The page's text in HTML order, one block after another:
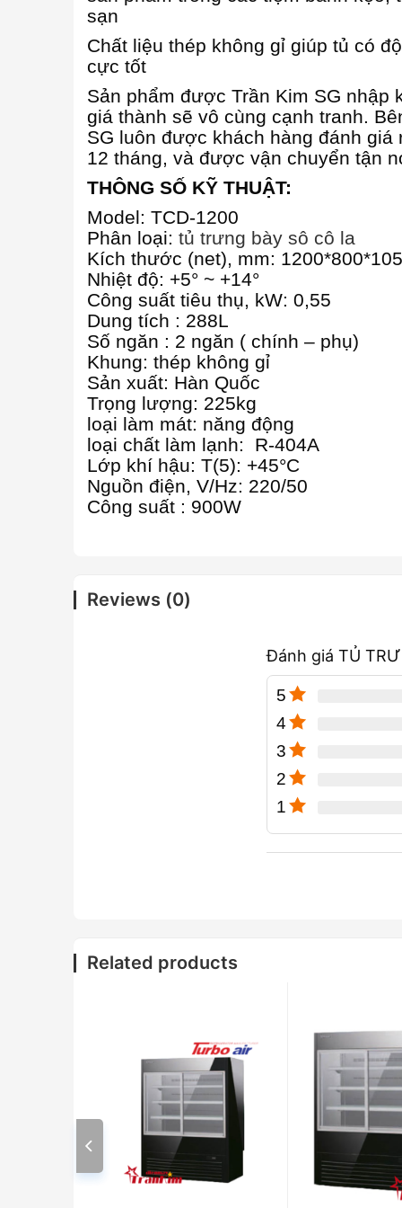
sạn
Chất liệu thép không gỉ giúp tủ có
cực tốt
Sản phẩm được Trần Kim SG
giá thành sẽ vô cùng cạnh tranh.
SG luôn được khách hàng đánh
12 tháng, và được vận chuyển tận
THÔNG SỐ KỸ THUẬT:
Model: TCD-1200
Phân loại: tủ trưng bày sô cô la
Kích thước (net), mm:
Nhiệt độ: +5° ~ +14°
Công suất tiêu thụ, kW: 0,55
Dung tích : 288L
Số ngăn : 2 ngăn ( chính – phụ)
Khung: thép không gỉ
Sản xuất: Hàn Quốc
Trọng lượng: 225kg
loại làm mát: năng động
loại chất làm lạnh: R-404A
Lớp khí hậu: T(5): +45°C
Nguồn điện, V/Hz: 220/50
Công suất : 900W
Reviews (0)
Đánh giá TỦ
5
4
3
2
1
Related products